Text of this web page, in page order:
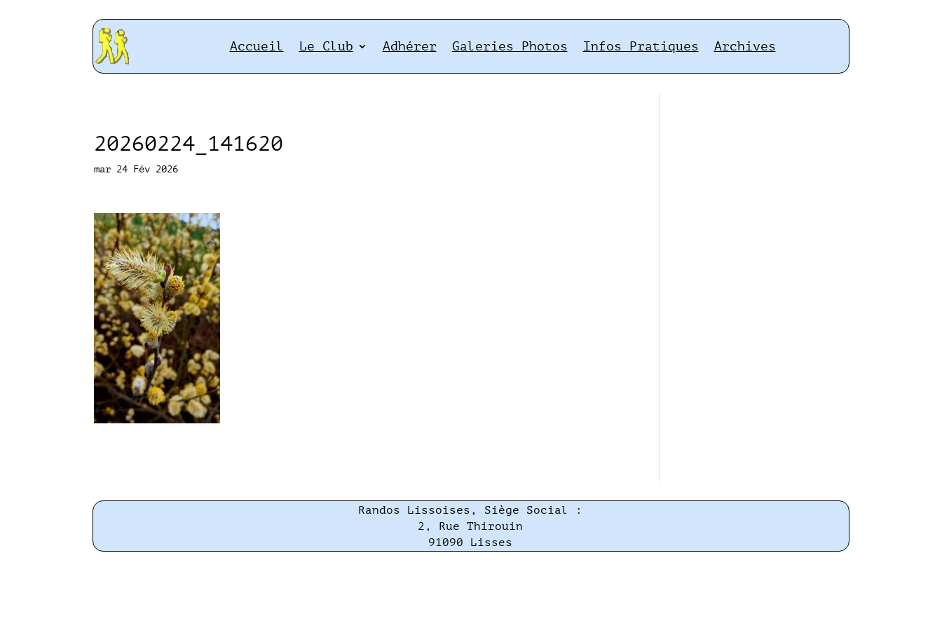
Accueil Le Club Adhérer Galeries Photos Infos Pratiques Archives
20260224_141620
mar 24 Fév 2026
Randos Lissoises, Siège Social :
2, Rue Thirouin
91090 Lisses